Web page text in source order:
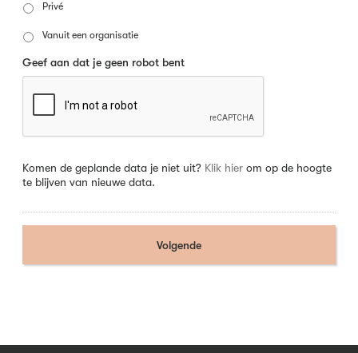
Privé
Vanuit een organisatie
Geef aan dat je geen robot bent
Komen de geplande data je niet uit? Klik hier om op de hoogte
te blijven van nieuwe data.